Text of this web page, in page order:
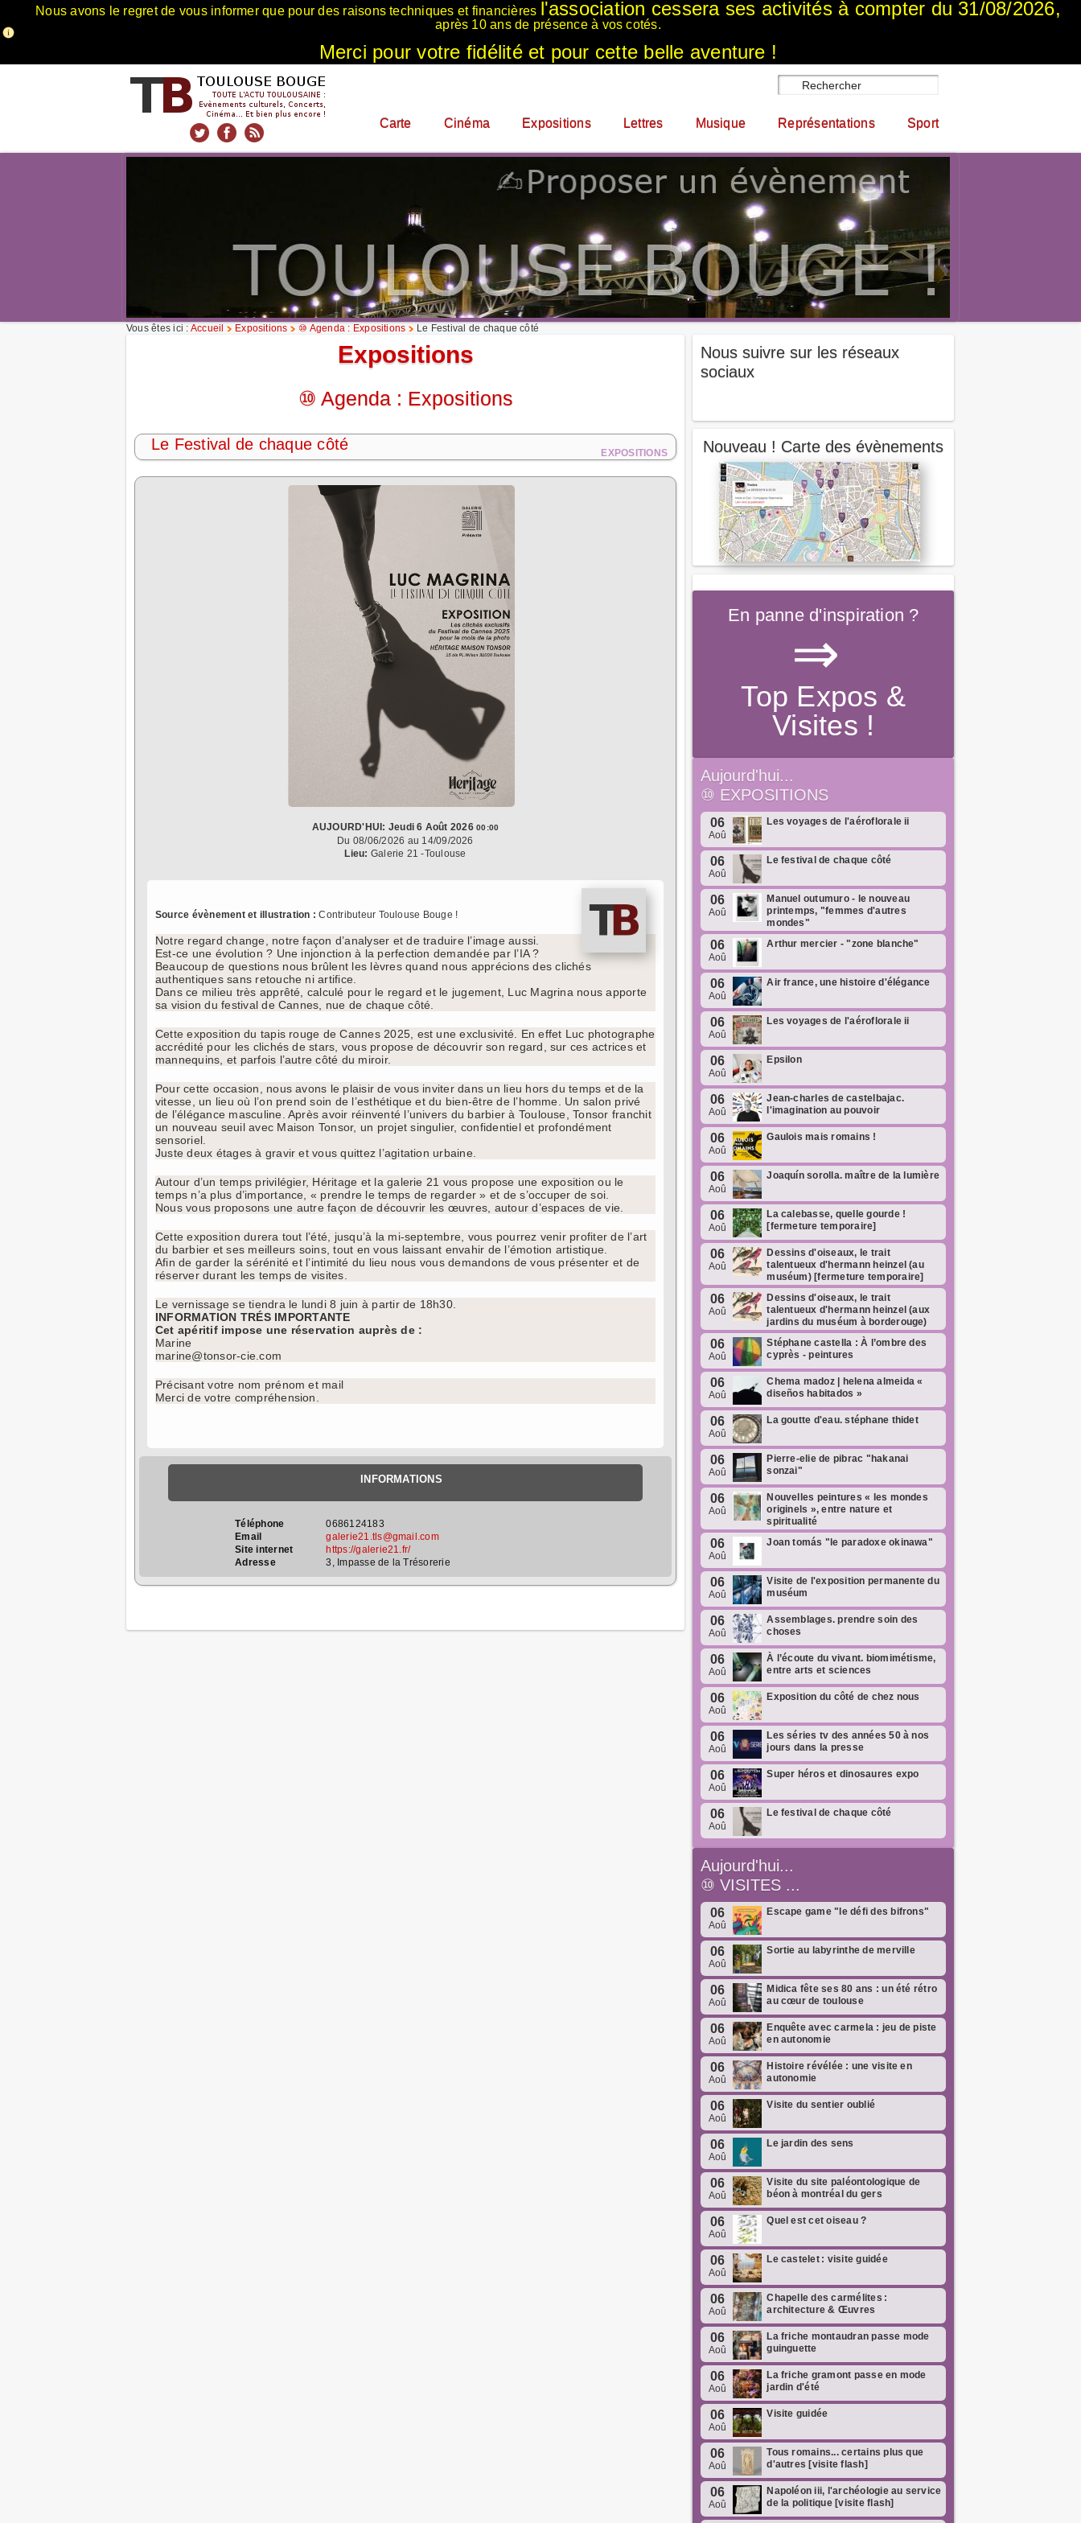
Nous avons le regret de vous informer que pour des raisons techniques et financières l'association cessera ses activités à compter du 31/08/2026,
après 10 ans de présence à vos cotés.
Merci pour votre fidélité et pour cette belle aventure !
Carte Cinéma Expositions Lettres Musique Représentations Sport
Vous êtes ici : Accueil Expositions ⑩ Agenda : Expositions Le Festival de chaque côté
Expositions
⑩ Agenda : Expositions
Le Festival de chaque côté EXPOSITIONS
AUJOURD'HUI: Jeudi 6 Août 202600:00
Du 08/06/2026 au 14/09/2026
Lieu: Galerie 21 -Toulouse
Source évènement et illustration : Contributeur Toulouse Bouge !
Notre regard change, notre façon d’analyser et de traduire l’image aussi.
Est-ce une évolution ? Une injonction à la perfection demandée par l’IA ?
Beaucoup de questions nous brûlent les lèvres quand nous apprécions des clichés
authentiques sans retouche ni artifice.
Dans ce milieu très apprêté, calculé pour le regard et le jugement, Luc Magrina nous apporte
sa vision du festival de Cannes, nue de chaque côté.
Cette exposition du tapis rouge de Cannes 2025, est une exclusivité. En effet Luc photographe
accrédité pour les clichés de stars, vous propose de découvrir son regard, sur ces actrices et
mannequins, et parfois l’autre côté du miroir.
Pour cette occasion, nous avons le plaisir de vous inviter dans un lieu hors du temps et de la
vitesse, un lieu où l’on prend soin de l’esthétique et du bien-être de l’homme. Un salon privé
de l’élégance masculine. Après avoir réinventé l’univers du barbier à Toulouse, Tonsor franchit
un nouveau seuil avec Maison Tonsor, un projet singulier, confidentiel et profondément
sensoriel.
Juste deux étages à gravir et vous quittez l’agitation urbaine.
Autour d’un temps privilégier, Héritage et la galerie 21 vous propose une exposition ou le
temps n’a plus d’importance, « prendre le temps de regarder » et de s’occuper de soi.
Nous vous proposons une autre façon de découvrir les œuvres, autour d’espaces de vie.
Cette exposition durera tout l’été, jusqu’à la mi-septembre, vous pourrez venir profiter de l’art
du barbier et ses meilleurs soins, tout en vous laissant envahir de l’émotion artistique.
Afin de garder la sérénité et l’intimité du lieu nous vous demandons de vous présenter et de
réserver durant les temps de visites.
Le vernissage se tiendra le lundi 8 juin à partir de 18h30.
INFORMATION TRÉS IMPORTANTE
Cet apéritif impose une réservation auprès de :
Marine
marine@tonsor-cie.com
Précisant votre nom prénom et mail
Merci de votre compréhension.
INFORMATIONS
Téléphone
0686124183
Email
galerie21.tls@gmail.com
Site internet
https://galerie21.fr/
Adresse
3, Impasse de la Trésorerie
Nous suivre sur les réseaux
sociaux
Nouveau ! Carte des évènements
En panne d'inspiration ?
⇒
Top Expos &
Visites !
Aujourd'hui...
⑩ EXPOSITIONS
06
Aoû
Les voyages de l'aéroflorale ii
06
Aoû
Le festival de chaque côté
06
Aoû
Manuel outumuro - le nouveau
printemps, "femmes d'autres
mondes"
06
Aoû
Arthur mercier - "zone blanche"
06
Aoû
Air france, une histoire d'élégance
06
Aoû
Les voyages de l'aéroflorale ii
06
Aoû
Epsilon
06
Aoû
Jean-charles de castelbajac.
l'imagination au pouvoir
06
Aoû
Gaulois mais romains !
06
Aoû
Joaquín sorolla. maître de la lumière
06
Aoû
La calebasse, quelle gourde !
[fermeture temporaire]
06
Aoû
Dessins d'oiseaux, le trait
talentueux d'hermann heinzel (au
muséum) [fermeture temporaire]
06
Aoû
Dessins d'oiseaux, le trait
talentueux d'hermann heinzel (aux
jardins du muséum à borderouge)
06
Aoû
Stéphane castella : À l’ombre des
cyprès - peintures
06
Aoû
Chema madoz | helena almeida «
diseños habitados »
06
Aoû
La goutte d'eau. stéphane thidet
06
Aoû
Pierre-elie de pibrac "hakanai
sonzai"
06
Aoû
Nouvelles peintures « les mondes
originels », entre nature et
spiritualité
06
Aoû
Joan tomás "le paradoxe okinawa"
06
Aoû
Visite de l'exposition permanente du
muséum
06
Aoû
Assemblages. prendre soin des
choses
06
Aoû
À l’écoute du vivant. biomimétisme,
entre arts et sciences
06
Aoû
Exposition du côté de chez nous
06
Aoû
Les séries tv des années 50 à nos
jours dans la presse
06
Aoû
Super héros et dinosaures expo
06
Aoû
Le festival de chaque côté
Aujourd'hui...
⑩VISITES ...
06
Aoû
Escape game "le défi des bifrons"
06
Aoû
Sortie au labyrinthe de merville
06
Aoû
Midica fête ses 80 ans : un été rétro
au cœur de toulouse
06
Aoû
Enquête avec carmela : jeu de piste
en autonomie
06
Aoû
Histoire révélée : une visite en
autonomie
06
Aoû
Visite du sentier oublié
06
Aoû
Le jardin des sens
06
Aoû
Visite du site paléontologique de
béon à montréal du gers
06
Aoû
Quel est cet oiseau ?
06
Aoû
Le castelet : visite guidée
06
Aoû
Chapelle des carmélites :
architecture & Œuvres
06
Aoû
La friche montaudran passe mode
guinguette
06
Aoû
La friche gramont passe en mode
jardin d'été
06
Aoû
Visite guidée
06
Aoû
Tous romains... certains plus que
d'autres [visite flash]
06
Aoû
Napoléon iii, l'archéologie au service
de la politique [visite flash]